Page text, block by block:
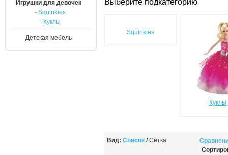
Игрушки для девочек
- Squinkies
- Куклы
Детская мебель
Squinkies
Куклы
Вид: Список /Сетка